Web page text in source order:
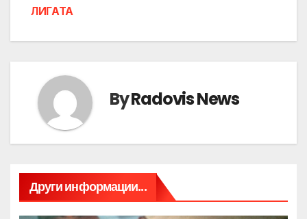
ЛИГАТА
ByRadovis News
Други информации...